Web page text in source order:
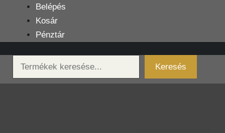
tartalomba
Belépés
Kosár
Pénztár
Keresés
Keresés